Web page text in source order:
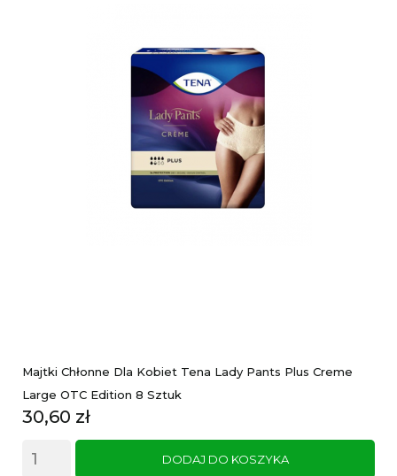
Majtki Chłonne Dla Kobiet Tena Lady Pants Plus Creme
Large OTC Edition 8 Sztuk
Cena
30,60 zł
DODAJ DO KOSZYKA